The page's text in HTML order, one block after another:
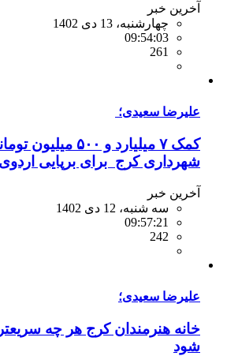
آخرین خبر
چهارشنبه، 13 دی 1402
09:54:03
261
علیرضا سعیدی؛
کمک ۷ میلیارد و ۵۰۰
شهرداری کرج برای برپایی اردوی
آخرین خبر
سه شنبه، 12 دی 1402
09:57:21
242
علیرضا سعیدی؛
خانه هنرمندان کرج هر چه
شود